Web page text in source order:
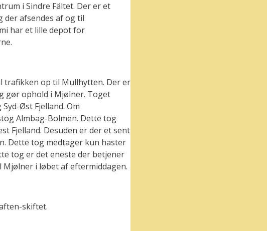
i Sindre Fältet. Der er et
afsendes af og til
har et lille depot for
trafikken op til Mullhytten. Der er
gør ophold i Mjølner. Toget
Øst Fjelland. Om
Almbag-Bolmen. Dette tog
Fjelland. Desuden er der et sent
Dette tog medtager kun haster
tog er det eneste der betjener
i løbet af eftermiddagen.
skiftet.